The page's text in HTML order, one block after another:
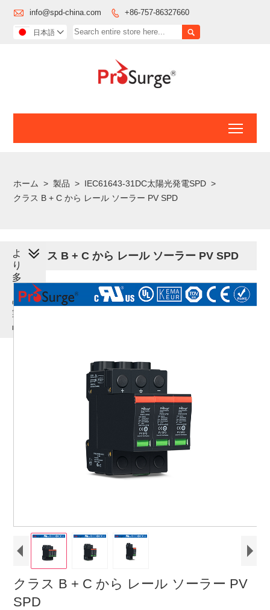
 info@spd-china.com  +86-757-86327660

日本語 
ホーム > 製品 > IEC61643-31DC太陽光発電SPD >
クラス B + C から レール ソーラー PV SPD
クラス B + C から レール ソーラー PV SPD
クラス B + C から レール ソーラー PV
SPD
よ
り
多
く
の
製
品